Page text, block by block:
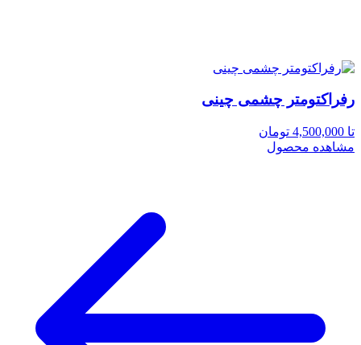
رفراکتومتر چشمی چینی
تا 4,500,000 تومان
مشاهده محصول